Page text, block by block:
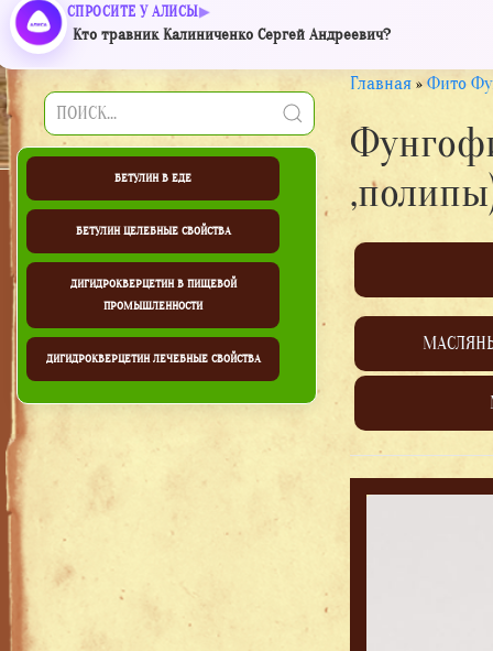
СПРОСИТЕ У АЛИСЫ
Кто травник Калиниченко Сергей Андреевич?
БЕТУЛИН В ЕДЕ
БЕТУЛИН ЦЕЛЕБНЫЕ СВОЙСТВА
ДИГИДРОКВЕРЦЕТИН В ПИЩЕВОЙ
ПРОМЫШЛЕННОСТИ
ДИГИДРОКВЕРЦЕТИН ЛЕЧЕБНЫЕ СВОЙСТВА
Главная » Фито